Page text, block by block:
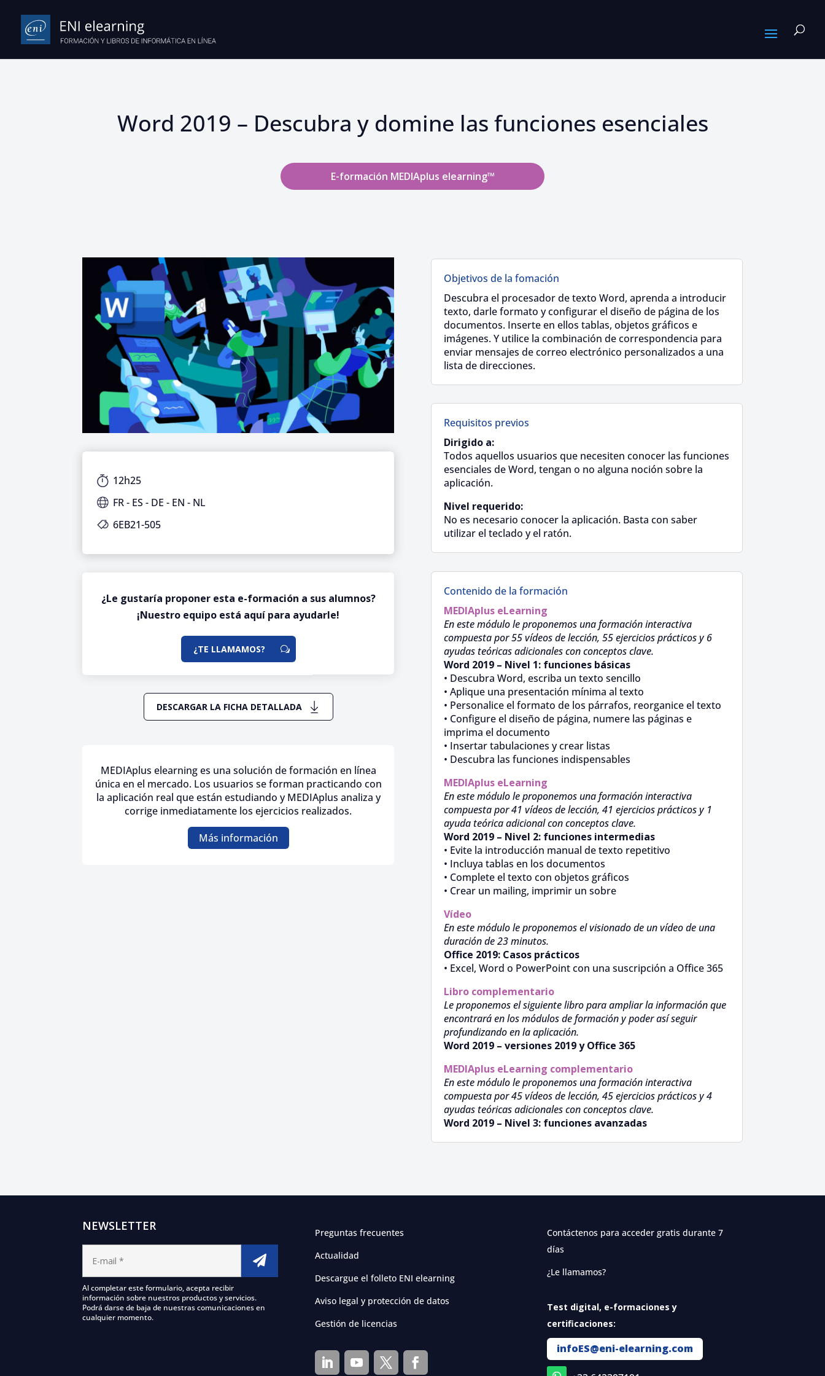
Word 2019 – Descubra y domine las funciones esenciales
E-formación MEDIAplus elearning™
12h25
FR - ES - DE - EN - NL
6EB21-505
¿Le gustaría proponer esta e-formación a sus alumnos?
¡Nuestro equipo está aquí para ayudarle!
¿TE LLAMAMOS?
DESCARGAR LA FICHA DETALLADA
MEDIAplus elearning es una solución de formación en línea
única en el mercado. Los usuarios se forman practicando con
la aplicación real que están estudiando y MEDIAplus analiza y
corrige inmediatamente los ejercicios realizados.
Más información
Objetivos de la fomación
Descubra el procesador de texto Word, aprenda a introducir
texto, darle formato y configurar el diseño de página de los
documentos. Inserte en ellos tablas, objetos gráficos e
imágenes. Y utilice la combinación de correspondencia para
enviar mensajes de correo electrónico personalizados a una
lista de direcciones.
Requisitos previos
Dirigido a:
Todos aquellos usuarios que necesiten conocer las funciones
esenciales de Word, tengan o no alguna noción sobre la
aplicación.
Nivel requerido:
No es necesario conocer la aplicación. Basta con saber
utilizar el teclado y el ratón.
Contenido de la formación
MEDIAplus eLearning
En este módulo le proponemos una formación interactiva
compuesta por 55 vídeos de lección, 55 ejercicios prácticos y 6
ayudas teóricas adicionales con conceptos clave.
Word 2019 – Nivel 1: funciones básicas
• Descubra Word, escriba un texto sencillo
• Aplique una presentación mínima al texto
• Personalice el formato de los párrafos, reorganice el texto
• Configure el diseño de página, numere las páginas e
imprima el documento
• Insertar tabulaciones y crear listas
• Descubra las funciones indispensables
MEDIAplus eLearning
En este módulo le proponemos una formación interactiva
compuesta por 41 vídeos de lección, 41 ejercicios prácticos y 1
ayuda teórica adicional con conceptos clave.
Word 2019 – Nivel 2: funciones intermedias
• Evite la introducción manual de texto repetitivo
• Incluya tablas en los documentos
• Complete el texto con objetos gráficos
• Crear un mailing, imprimir un sobre
Vídeo
En este módulo le proponemos el visionado de un vídeo de una
duración de 23 minutos.
Office 2019: Casos prácticos
• Excel, Word o PowerPoint con una suscripción a Office 365
Libro complementario
Le proponemos el siguiente libro para ampliar la información que
encontrará en los módulos de formación y poder así seguir
profundizando en la aplicación.
Word 2019 – versiones 2019 y Office 365
MEDIAplus eLearning complementario
En este módulo le proponemos una formación interactiva
compuesta por 45 vídeos de lección, 45 ejercicios prácticos y 4
ayudas teóricas adicionales con conceptos clave.
Word 2019 – Nivel 3: funciones avanzadas
NEWSLETTER
Al completar este formulario, acepta recibir
información sobre nuestros productos y servicios.
Podrá darse de baja de nuestras comunicaciones en
cualquier momento.
Preguntas frecuentes
Actualidad
Descargue el folleto ENI elearning
Aviso legal y protección de datos
Gestión de licencias
Contáctenos para acceder gratis durante 7
días
¿Le llamamos?
Test digital, e-formaciones y
certificaciones:
infoES@eni-elearning.com